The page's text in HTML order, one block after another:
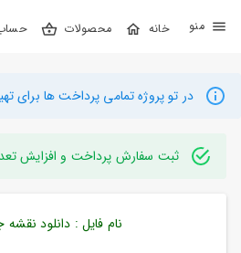
محصولات حساب کاربری
بستن
محصولات
اشتراک
در تو پروژه تمامی پرداخت ها برای تهیه
ثبت سفارش پرداخت و افزایش
نام فایل : دانلود نقشه